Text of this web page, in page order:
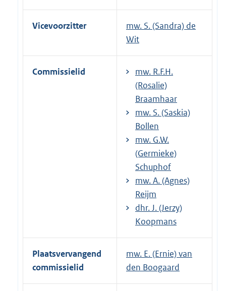
Vicevoorzitter
mw. S. (Sandra) de
Wit
Commissielid
mw. R.F.H.
(Rosalie)
Braamhaar
mw. S. (Saskia)
Bollen
mw. G.W.
(Germieke)
Schuphof
mw. A. (Agnes)
Reijm
dhr. J. (Jerzy)
Koopmans
Plaatsvervangend
commissielid
mw. E. (Ernie) van
den Boogaard